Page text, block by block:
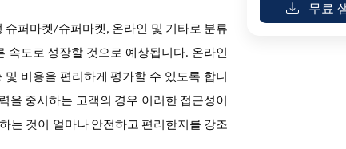
퍼마켓/슈퍼마켓, 온라인 및 기타로 분류
속도로 성장할 것으로 예상됩니다. 온라인
비용을 편리하게 평가할 수 있도록 합니
을 중시하는 고객의 경우 이러한 접근성이
는 것이 얼마나 안전하고 편리한지를 강조
무료